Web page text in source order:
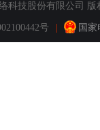
科技股份有限公司 版
号 国